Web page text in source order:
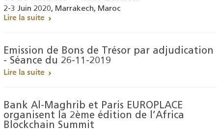
2-3 Juin 2020, Marrakech, Maroc
Lire la suite
Emission de Bons de Trésor par adjudication
- Séance du 26-11-2019
Lire la suite
Bank Al-Maghrib et Paris EUROPLACE
organisent la 2ème édition de l’Africa
Blockchain Summit